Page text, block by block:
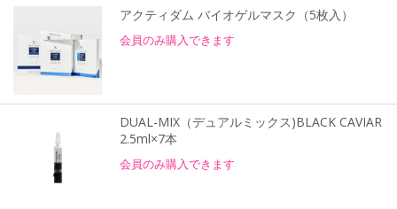
アクティダム バイオゲルマスク（5枚入）
会員のみ購入できます
DUAL-MIX（デュアルミックス)BLACK CAVIAR
2.5ml×7本
会員のみ購入できます